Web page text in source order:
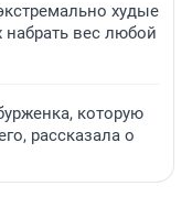
худые
вес любой
которую
рассказала о